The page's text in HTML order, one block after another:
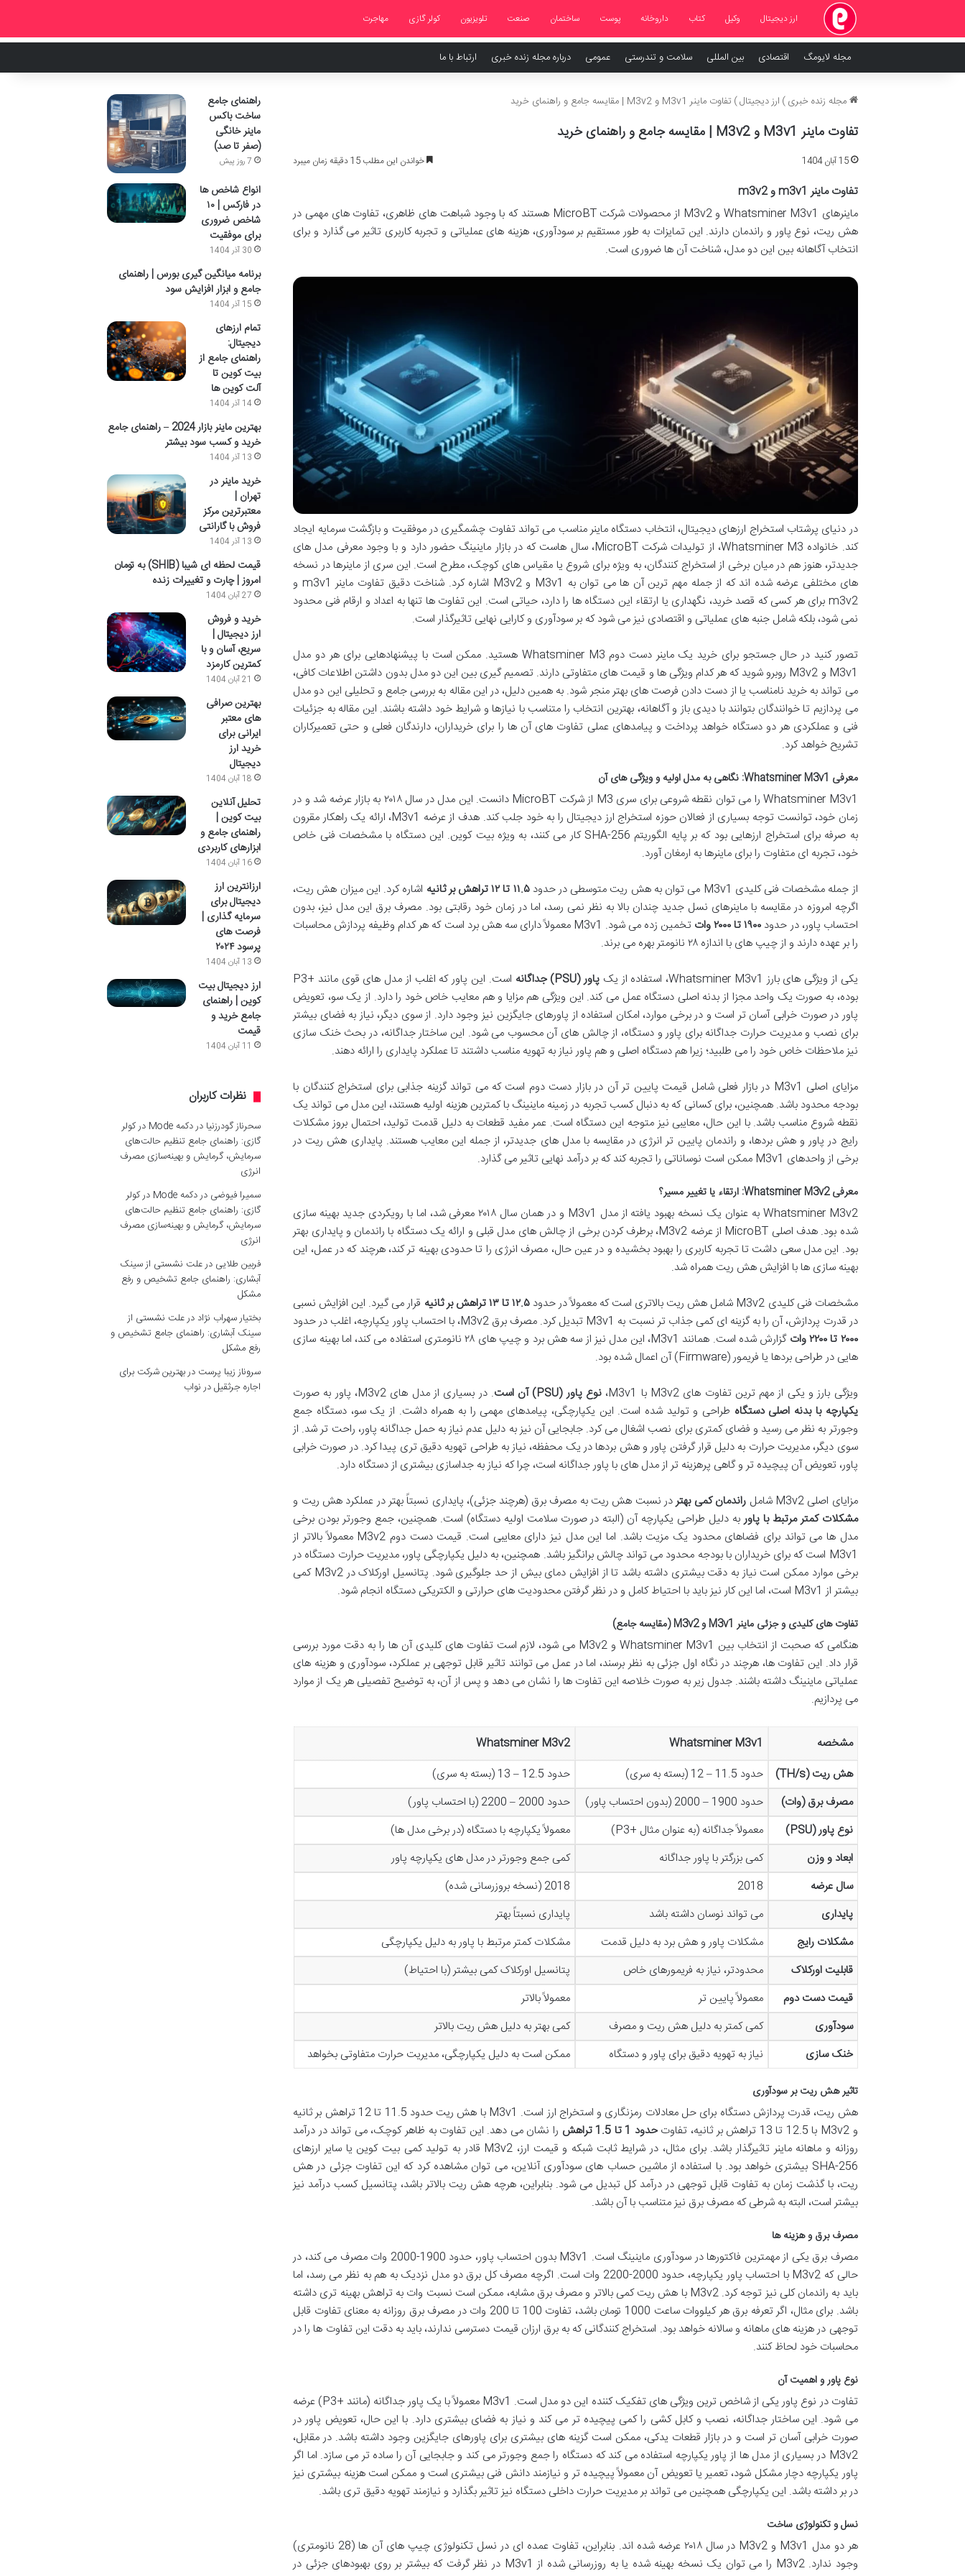
ارز دیجیتال وکیل کتاب داروخانه پوست ساختمان صنعت تلویزیون کولر گازی مهاجرت
مجله لایومگ اقتصادی بین المللی سلامت و تندرستی عمومی درباره مجله زنده خبری ارتباط با ما
مجله زنده خبری ) ارز دیجیتال) تفاوت ماینر M3v1 و M3v2 | مقایسه جامع و راهنمای خرید
تفاوت ماینر M3v1 و M3v2 | مقایسه جامع و راهنمای خرید
15 آبان 1404 خواندن این مطلب 15 دقیقه زمان میبرد
تفاوت ماینر m3v1 و m3v2
ماینرهای Whatsminer M3v1 و M3v2 از محصولات شرکت MicroBT هستند که با وجود شباهت های ظاهری، تفاوت های مهمی در
هش ریت، نوع پاور و راندمان دارند. این تمایزات به طور مستقیم بر سودآوری، هزینه های عملیاتی و تجربه کاربری تاثیر می گذارد و برای
انتخاب آگاهانه بین این دو مدل، شناخت آن ها ضروری است.
در دنیای پرشتاب استخراج ارزهای دیجیتال، انتخاب دستگاه ماینر مناسب می تواند تفاوت چشمگیری در موفقیت و بازگشت سرمایه ایجاد
کند. خانواده Whatsminer M3، از تولیدات شرکت MicroBT، سال هاست که در بازار ماینینگ حضور دارد و با وجود معرفی مدل های
جدیدتر، هنوز هم در میان برخی از استخراج کنندگان، به ویژه برای شروع یا مقیاس های کوچک، مطرح است. این سری از ماینرها در نسخه
های مختلفی عرضه شده اند که از جمله مهم ترین آن ها می توان به M3v1 و M3v2 اشاره کرد. شناخت دقیق تفاوت ماینر m3v1 و
m3v2 برای هر کسی که قصد خرید، نگهداری یا ارتقاء این دستگاه ها را دارد، حیاتی است. این تفاوت ها تنها به اعداد و ارقام فنی محدود
نمی شود، بلکه شامل جنبه های عملیاتی و اقتصادی نیز می شود که بر سودآوری و کارایی نهایی تاثیرگذار است.
تصور کنید در حال جستجو برای خرید یک ماینر دست دوم Whatsminer M3 هستید. ممکن است با پیشنهادهایی برای هر دو مدل
M3v1 و M3v2 روبرو شوید که هر کدام ویژگی ها و قیمت های متفاوتی دارند. تصمیم گیری بین این دو مدل بدون داشتن اطلاعات کافی،
می تواند به خرید نامناسب یا از دست دادن فرصت های بهتر منجر شود. به همین دلیل، در این مقاله به بررسی جامع و تحلیلی این دو مدل
می پردازیم تا خوانندگان بتوانند با دیدی باز و آگاهانه، بهترین انتخاب را متناسب با نیازها و شرایط خود داشته باشند. این مقاله به جزئیات
فنی و عملکردی هر دو دستگاه خواهد پرداخت و پیامدهای عملی تفاوت های آن ها را برای خریداران، دارندگان فعلی و حتی تعمیرکاران
تشریح خواهد کرد.
معرفی Whatsminer M3v1: نگاهی به مدل اولیه و ویژگی های آن
Whatsminer M3v1 را می توان نقطه شروعی برای سری M3 از شرکت MicroBT دانست. این مدل در سال ۲۰۱۸ به بازار عرضه شد و در
زمان خود، توانست توجه بسیاری از فعالان حوزه استخراج ارز دیجیتال را به خود جلب کند. هدف از عرضه M3v1، ارائه یک راهکار مقرون
به صرفه برای استخراج ارزهایی بود که بر پایه الگوریتم SHA-256 کار می کنند، به ویژه بیت کوین. این دستگاه با مشخصات فنی خاص
خود، تجربه ای متفاوت را برای ماینرها به ارمغان آورد.
از جمله مشخصات فنی کلیدی M3v1 می توان به هش ریت متوسطی در حدود
۱۱.۵ تا ۱۲ تراهش بر ثانیه
اشاره کرد. این میزان هش ریت،
اگرچه امروزه در مقایسه با ماینرهای نسل جدید چندان بالا به نظر نمی رسد، اما در زمان خود رقابتی بود. مصرف برق این مدل نیز، بدون
احتساب پاور، در حدود ۱۹۰۰ تا ۲۰۰۰ وات
تخمین زده می شود. M3v1 معمولاً دارای سه هش برد است که هر کدام وظیفه پردازش محاسبات
را بر عهده دارند و از چیپ های با اندازه ۲۸ نانومتر بهره می برند.
یکی از ویژگی های بارز Whatsminer M3v1، استفاده از یک
پاور (PSU) جداگانه
است. این پاور که اغلب از مدل های قوی مانند +P3
بوده، به صورت یک واحد مجزا از بدنه اصلی دستگاه عمل می کند. این ویژگی هم مزایا و هم معایب خاص خود را دارد. از یک سو، تعویض
پاور در صورت خرابی آسان تر است و در برخی موارد، امکان استفاده از پاورهای جایگزین نیز وجود دارد. از سوی دیگر، نیاز به فضای بیشتر
برای نصب و مدیریت حرارت جداگانه برای پاور و دستگاه، از چالش های آن محسوب می شود. این ساختار جداگانه، در بحث خنک سازی
نیز ملاحظات خاص خود را می طلبید؛ زیرا هم دستگاه اصلی و هم پاور نیاز به تهویه مناسب داشتند تا عملکرد پایداری را ارائه دهند.
مزایای اصلی M3v1 در بازار فعلی شامل قیمت پایین تر آن در بازار دست دوم است که می تواند گزینه جذابی برای استخراج کنندگان با
بودجه محدود باشد. همچنین، برای کسانی که به دنبال کسب تجربه در زمینه ماینینگ با کمترین هزینه اولیه هستند، این مدل می تواند یک
نقطه شروع مناسب باشد. با این حال، معایبی نیز متوجه این دستگاه است. عمر مفید قطعات به دلیل قدمت تولید، احتمال بروز مشکلات
رایج در پاور و هش بردها، و راندمان پایین تر انرژی در مقایسه با مدل های جدیدتر، از جمله این معایب هستند. پایداری هش ریت در
برخی از واحدهای M3v1 ممکن است نوساناتی را تجربه کند که بر درآمد نهایی تاثیر می گذارد.
معرفی Whatsminer M3v2: ارتقاء یا تغییر مسیر؟
Whatsminer M3v2 به عنوان یک نسخه بهبود یافته از مدل M3v1 و در همان سال ۲۰۱۸ معرفی شد، اما با رویکردی جدید بهینه سازی
شده بود. هدف اصلی MicroBT از عرضه M3v2، برطرف کردن برخی از چالش های مدل قبلی و ارائه یک دستگاه با راندمان و پایداری بهتر
بود. این مدل سعی داشت تا تجربه کاربری را بهبود بخشیده و در عین حال، مصرف انرژی را تا حدودی بهینه تر کند، هرچند که در عمل، این
بهینه سازی ها با افزایش هش ریت همراه شد.
مشخصات فنی کلیدی M3v2 شامل هش ریت بالاتری است که معمولاً در حدود
۱۲.۵ تا ۱۳ تراهش بر ثانیه
قرار می گیرد. این افزایش نسبی
در قدرت پردازش، آن را به گزینه ای کمی جذاب تر نسبت به M3v1 تبدیل کرد. مصرف برق M3v2، با احتساب پاور یکپارچه، اغلب در حدود
۲۰۰۰ تا ۲۲۰۰ وات
گزارش شده است. همانند M3v1، این مدل نیز از سه هش برد و چیپ های ۲۸ نانومتری استفاده می کند، اما بهینه سازی
هایی در طراحی بردها یا فریمور (Firmware) آن اعمال شده بود.
ویژگی بارز و یکی از مهم ترین تفاوت های M3v2 با M3v1،
نوع پاور (PSU) آن است
. در بسیاری از مدل های M3v2، پاور به صورت
یکپارچه با بدنه اصلی دستگاه طراحی و تولید شده است. این یکپارچگی، پیامدهای مهمی را به همراه داشت. از یک سو، دستگاه جمع
وجورتر به نظر می رسید و فضای کمتری برای نصب اشغال می کرد. جابجایی آن نیز به دلیل عدم نیاز به حمل جداگانه پاور، راحت تر شد. از
سوی دیگر، مدیریت حرارت به دلیل قرار گرفتن پاور و هش بردها در یک محفظه، نیاز به طراحی تهویه دقیق تری پیدا کرد. در صورت خرابی
پاور، تعویض آن پیچیده تر و گاهی پرهزینه تر از مدل های با پاور جداگانه است، چرا که نیاز به جداسازی بیشتری از دستگاه دارد.
مزایای اصلی M3v2 شامل
راندمان کمی بهتردر نسبت هش ریت به مصرف برق (هرچند جزئی)، پایداری نسبتاً بهتر در عملکرد هش ریت و
مشکلات کمتر مرتبط با پاوربه دلیل طراحی یکپارچه آن (البته در صورت سلامت اولیه دستگاه) است. همچنین، جمع وجورتر بودن برخی
مدل ها می تواند برای فضاهای محدود یک مزیت باشد. اما این مدل نیز دارای معایبی است. قیمت دست دوم M3v2 معمولاً بالاتر از
M3v1 است که برای خریداران با بودجه محدود می تواند چالش برانگیز باشد. همچنین، به دلیل یکپارچگی پاور، مدیریت حرارت دستگاه در
برخی موارد ممکن است نیاز به دقت بیشتری داشته باشد تا از افزایش دمای بیش از حد جلوگیری شود. پتانسیل اورکلاک در M3v2 کمی
بیشتر از M3v1 است، اما این کار نیز باید با احتیاط کامل و در نظر گرفتن محدودیت های حرارتی و الکتریکی دستگاه انجام شود.
تفاوت های کلیدی و جزئی ماینر M3v1 و M3v2 (مقایسه جامع)
هنگامی که صحبت از انتخاب بین Whatsminer M3v1 و M3v2 می شود، لازم است تفاوت های کلیدی آن ها را به دقت مورد بررسی
قرار داد. این تفاوت ها، هرچند در نگاه اول جزئی به نظر برسند، اما در عمل می توانند تاثیر قابل توجهی بر عملکرد، سودآوری و هزینه های
عملیاتی ماینینگ داشته باشند. جدول زیر به صورت خلاصه این تفاوت ها را نشان می دهد و پس از آن، به توضیح تفصیلی هر یک از موارد
می پردازیم.
مشخصه Whatsminer M3v1
Whatsminer M3v2
هش ریت (TH/s)
حدود 11.5 – 12 (بسته به سری)
حدود 12.5 – 13 (بسته به سری)
مصرف برق (وات)
حدود 1900 – 2000 (بدون احتساب پاور)
حدود 2000 – 2200 (با احتساب پاور)
نوع پاور (PSU)
معمولاً جداگانه (به عنوان مثال +P3)
معمولاً یکپارچه با دستگاه (در برخی مدل ها)
ابعاد و وزن
کمی بزرگتر با پاور جداگانه
کمی جمع وجورتر در مدل های یکپارچه پاور
سال عرضه
2018
2018 (نسخه بروزرسانی شده)
پایداری
می تواند نوسان داشته باشد
پایداری نسبتاً بهتر
مشکلات رایج
مشکلات پاور و هش برد به دلیل قدمت
مشکلات کمتر مرتبط با پاور به دلیل یکپارچگی
قابلیت اورکلاک
محدودتر، نیاز به فریمورهای خاص
پتانسیل اورکلاک کمی بیشتر (با احتیاط)
قیمت دست دوم
معمولاً پایین تر
معمولاً بالاتر
سودآوری
کمی کمتر به دلیل هش ریت و مصرف
کمی بهتر به دلیل هش ریت بالاتر
خنک سازی
نیاز به تهویه دقیق برای پاور و دستگاه ممکن است به دلیل یکپارچگی، مدیریت حرارت متفاوتی بخواهد
تاثیر هش ریت بر سودآوری
هش ریت، قدرت پردازش دستگاه برای حل معادلات رمزنگاری و استخراج ارز است. M3v1 با هش ریت حدود 11.5 تا 12 تراهش بر ثانیه
و M3v2 با 12.5 تا 13 تراهش بر ثانیه، تفاوت
حدود 1 تا 1.5 تراهش
را نشان می دهد. این تفاوت به ظاهر کوچک، می تواند در درآمد
روزانه و ماهانه ماینر تاثیرگذار باشد. برای مثال، در شرایط ثابت شبکه و قیمت ارز، M3v2 قادر به تولید کمی بیت کوین یا سایر ارزهای
SHA-256 بیشتری خواهد بود. با استفاده از ماشین حساب های سودآوری آنلاین، می توان مشاهده کرد که این تفاوت جزئی در هش
ریت، با گذشت زمان به تفاوت قابل توجهی در درآمد کل تبدیل می شود. بنابراین، هرچه هش ریت بالاتر باشد، پتانسیل کسب درآمد نیز
بیشتر است، البته به شرطی که مصرف برق نیز متناسب با آن باشد.
مصرف برق و هزینه ها
مصرف برق یکی از مهمترین فاکتورها در سودآوری ماینینگ است. M3v1 بدون احتساب پاور، حدود 1900-2000 وات مصرف می کند، در
حالی که M3v2 با احتساب پاور یکپارچه، حدود 2000-2200 وات است. اگرچه مصرف کل برق دو مدل نزدیک به هم به نظر می رسد، اما
باید به راندمان کلی نیز توجه کرد. M3v2 با هش ریت کمی بالاتر و مصرف برق مشابه، ممکن است نسبت وات به تراهش بهینه تری داشته
باشد. برای مثال، اگر تعرفه برق هر کیلووات ساعت 1000 تومان باشد، تفاوت 100 تا 200 وات در مصرف برق روزانه به معنای تفاوت قابل
توجهی در هزینه های ماهانه و سالانه خواهد بود. استخراج کنندگانی که به برق ارزان قیمت دسترسی ندارند، باید به دقت این تفاوت ها را در
محاسبات خود لحاظ کنند.
نوع پاور و اهمیت آن
تفاوت در نوع پاور یکی از شاخص ترین ویژگی های تفکیک کننده این دو مدل است. M3v1 معمولاً با یک پاور جداگانه (مانند +P3) عرضه
می شود. این ساختار جداگانه، نصب و کابل کشی را کمی پیچیده تر می کند و نیاز به فضای بیشتری دارد. با این حال، تعویض پاور در
صورت خرابی آسان تر است و در بازار قطعات یدکی، ممکن است گزینه های بیشتری برای پاورهای جایگزین وجود داشته باشد. در مقابل،
M3v2 در بسیاری از مدل ها از پاور یکپارچه استفاده می کند که دستگاه را جمع وجورتر می کند و جابجایی آن را ساده تر می سازد. اما اگر
پاور یکپارچه دچار مشکل شود، تعمیر یا تعویض آن معمولاً پیچیده تر و نیازمند دانش فنی بیشتری است و ممکن است هزینه بیشتری نیز
در بر داشته باشد. این یکپارچگی همچنین می تواند بر مدیریت حرارت داخلی دستگاه نیز تاثیر بگذارد و نیازمند تهویه دقیق تری باشد.
نسل و تکنولوژی ساخت
هر دو مدل M3v1 و M3v2 در سال ۲۰۱۸ عرضه شده اند. بنابراین، تفاوت عمده ای در نسل تکنولوژی چیپ های آن ها (28 نانومتری)
وجود ندارد. M3v2 را می توان یک نسخه بهینه شده یا به روزرسانی شده از M3v1 در نظر گرفت که بیشتر بر روی بهبودهای جزئی در
راهنمای جامع
ساخت باکس
ماینر خانگی
(صفر تا صد)
7 روز پیش
انواع شاخص ها
در فارکس | ۱۰
شاخص ضروری
برای موفقیت
30 آذر 1404
برنامه میانگین گیری بورس | راهنمای
جامع و ابزار افزایش سود
15 آذر 1404
تمام ارزهای
دیجیتال:
راهنمای جامع از
بیت کوین تا
آلت کوین ها
14 آذر 1404
بهترین ماینر بازار 2024 – راهنمای جامع
خرید و کسب سود بیشتر
13 آذر 1404
خرید ماینر در
تهران |
معتبرترین مرکز
فروش با گارانتی
13 آذر 1404
قیمت لحظه ای شیبا (SHIB) به تومان
امروز | چارت و تغییرات زنده
27 آبان 1404
خرید و فروش
ارز دیجیتال |
سریع، آسان و با
کمترین کارمزد
21 آبان 1404
بهترین صرافی
های معتبر
ایرانی برای
خرید ارز
دیجیتال
18 آبان 1404
تحلیل آنلاین
بیت کوین |
راهنمای جامع و
ابزارهای کاربردی
16 آبان 1404
ارزانترین ارز
دیجیتال برای
سرمایه گذاری |
فرصت های
پرسود ۲۰۲۴
13 آبان 1404
ارز دیجیتال بیت
کوین | راهنمای
جامع خرید و
قیمت
11 آبان 1404
نظرات کاربران
سحرناز گودرزنیا در
دکمه Mode در کولر
گازی: راهنمای جامع تنظیم حالت‌های
سرمایش، گرمایش و بهینه‌سازی مصرف
انرژی
سمیرا فیوضی در
دکمه Mode در کولر
گازی: راهنمای جامع تنظیم حالت‌های
سرمایش، گرمایش و بهینه‌سازی مصرف
انرژی
فربین طلایی درعلت نشستی از سینک
آبشاری: راهنمای جامع تشخیص و رفع
مشکل
بختیار سهراب نژاد درعلت نشستی از
سینک آبشاری: راهنمای جامع تشخیص و
رفع مشکل
سروناز زیبا پرست دربهترین شرکت برای
اجاره جرثقیل در نواب